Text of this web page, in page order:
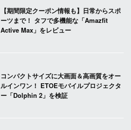
【期間限定クーポン情報も】日常からスポ
ーツまで！ タフで多機能な「Amazfit
Active Max」をレビュー
コンパクトサイズに大画面＆高画質をオー
ルインワン！ ETOEモバイルプロジェクタ
ー「Dolphin 2」を検証